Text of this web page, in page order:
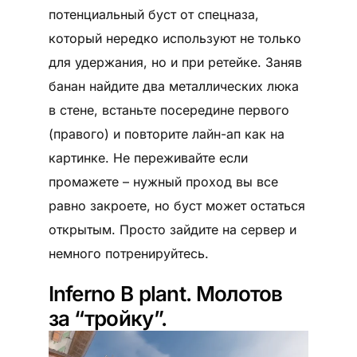
потенциальный буст от спецназа,
который нередко используют не только
для удержания, но и при ретейке. Заняв
банан найдите два металлических люка
в стене, встаньте посередине первого
(правого) и повторите лайн-ап как на
картинке. Не переживайте если
промажете – нужный проход вы все
равно закроете, но буст может остаться
открытым. Просто зайдите на сервер и
немного потренируйтесь.
Inferno B plant. Молотов
за “тройку”.